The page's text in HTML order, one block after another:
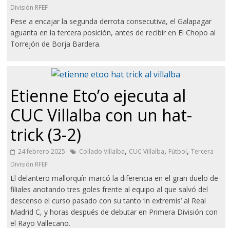
División RFEF
Pese a encajar la segunda derrota consecutiva, el Galapagar
aguanta en la tercera posición, antes de recibir en El Chopo al
Torrejón de Borja Bardera.
Etienne Eto’o ejecuta al
CUC Villalba con un hat-
trick (3-2)
24 febrero 2025 Collado Villalba, CUC Villalba, Fútbol,Tercera
División RFEF
El delantero mallorquín marcó la diferencia en el gran duelo de
filiales anotando tres goles frente al equipo al que salvó del
descenso el curso pasado con su tanto ‘in extremis’ al Real
Madrid C, y horas después de debutar en Primera División con
el Rayo Vallecano.